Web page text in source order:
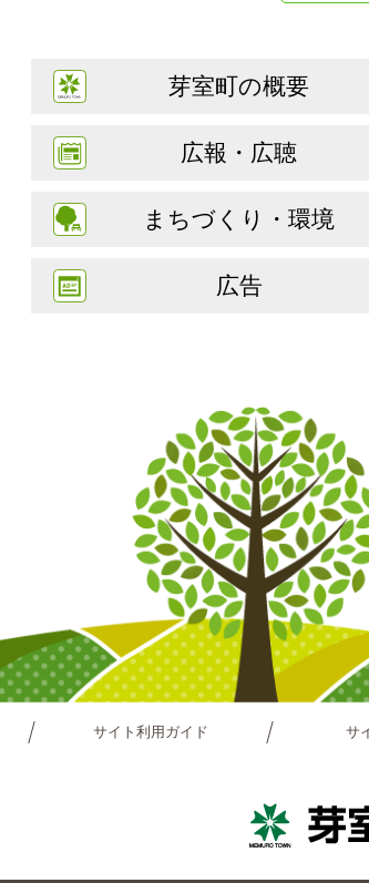
芽室町の概要
広報・広聴
まちづくり・環境
広告
サイト利用ガイド サ